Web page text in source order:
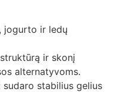
jogurto ir ledų
ir skonį
alternatyvoms.
stabilius gelius